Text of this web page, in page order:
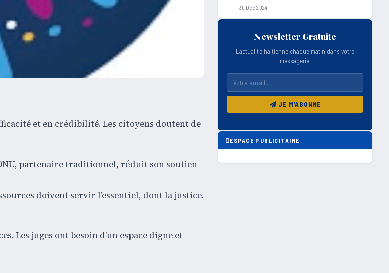
et en crédibilité. Les citoyens doutent de
partenaire traditionnel, réduit son soutien
doivent servir l’essentiel, dont la justice.
Les juges ont besoin d’un espace digne et
30 Déc 2024
Newsletter Gratuite
L'actualite haitienne chaque matin dans votre
messagerie.
JE M'ABONNE
ESPACE PUBLICITAIRE